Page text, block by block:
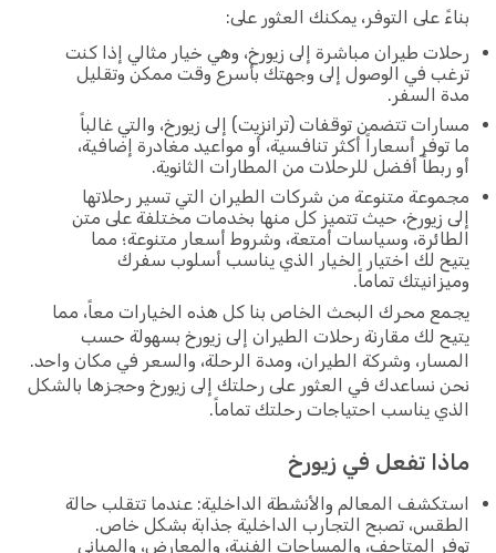
على التوفر، يمكنك العثور على:
طيران مباشرة إلى زيورخ، وهي خيار مثالي إذا كنت
في الوصول إلى وجهتك بأسرع وقت ممكن وتقليل
السفر.
تتضمن توقفات (ترانزيت) إلى زيورخ، والتي غالباً
أسعاراً أكثر تنافسية، أو مواعيد مغادرة إضافية،
أفضل للرحلات من المطارات الثانوية.
متنوعة من شركات الطيران التي تسير رحلاتها
زيورخ، حيث تتميز كل منها بخدمات مختلفة على متن
وسياسات أمتعة، وشروط أسعار متنوعة؛ مما
لك اختيار الخيار الذي يناسب أسلوب سفرك
تماماً.
محرك البحث الخاص بنا كل هذه الخيارات معاً، مما
لك مقارنة رحلات الطيران إلى زيورخ بسهولة حسب
وشركة الطيران، ومدة الرحلة، والسعر في مكان واحد.
نساعدك في العثور على رحلتك إلى زيورخ وحجزها بالشكل
يناسب احتياجات رحلتك تماماً.
تفعل في زيورخ
المعالم والأنشطة الداخلية: عندما تتقلب حالة
تصبح التجارب الداخلية جذابة بشكل خاص.
المتاحف، والمساحات الفنية، والمعارض، والمباني